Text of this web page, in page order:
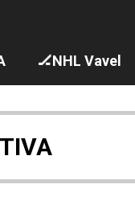
los
en
🏒NHL Vavel